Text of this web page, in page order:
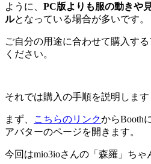
ように、 PC版よりも服の動きや
ルとなっている場合が多いです。
ご自分の用途に合わせて購入す
ください。
それでは購入の手順を説明します
まず、 こちらのリンクからBooth
アバターのページを開きます。
今回はmio3ioさんの「森羅」ちゃ